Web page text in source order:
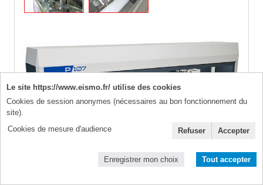
Le site https://www.eismo.fr/ utilise des cookies
Cookies de session anonymes (nécessaires au bon fonctionnement du
site).
Cookies de mesure d'audience
Refuser Accepter
Enregistrer mon choix Tout accepter